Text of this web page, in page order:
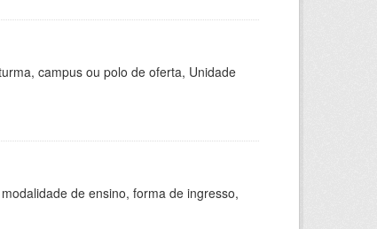
campus ou polo de oferta, Unidade
de ensino, forma de ingresso,